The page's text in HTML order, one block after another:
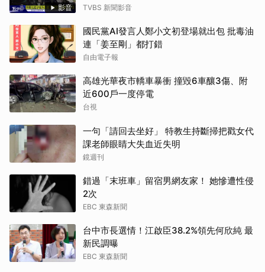
影音 TVBS 新聞影音
國民黨AI發言人鄭小文初登場就出包 批毒油
連「姜至剛」都打錯
自由電子報
高雄光華夜市轎車暴衝 撞毀6車釀3傷、附
近600戶一度停電
台視
一句「請回去坐好」 特教生持斷掃把戳女代
課老師眼睛大失血近失明
鏡週刊
錯過「末班車」留宿男網友家！ 她慘遭性侵
2次
EBC 東森新聞
台中市長選情！江啟臣38.2%領先何欣純 最
新民調曝
EBC 東森新聞